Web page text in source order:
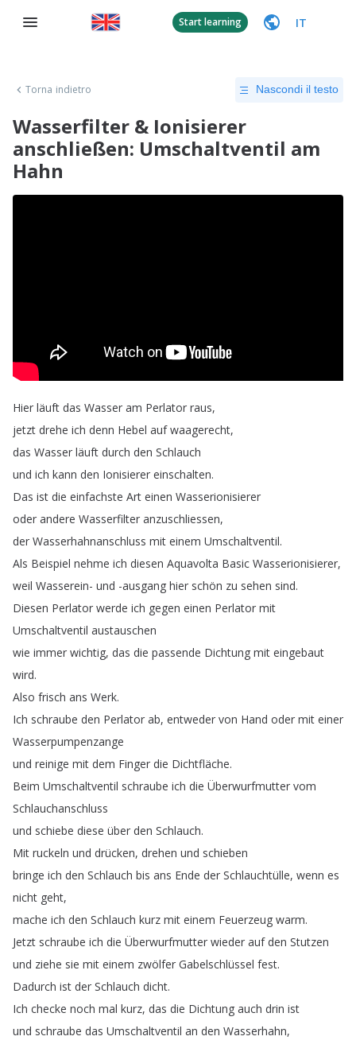
Start learning IT
Torna indietro Nascondi il testo
Wasserfilter & Ionisierer
anschließen: Umschaltventil am
Hahn
Hier läuft das Wasser am Perlator raus,
jetzt drehe ich denn Hebel auf waagerecht,
das Wasser läuft durch den Schlauch
und ich kann den Ionisierer einschalten.
Das ist die einfachste Art einen Wasserionisierer
oder andere Wasserfilter anzuschliessen,
der Wasserhahnanschluss mit einem Umschaltventil.
Als Beispiel nehme ich diesen Aquavolta Basic Wasserionisierer,
weil Wasserein- und -ausgang hier schön zu sehen sind.
Diesen Perlator werde ich gegen einen Perlator mit
Umschaltventil austauschen
wie immer wichtig, das die passende Dichtung mit eingebaut
wird.
Also frisch ans Werk.
Ich schraube den Perlator ab, entweder von Hand oder mit einer
Wasserpumpenzange
und reinige mit dem Finger die Dichtfläche.
Beim Umschaltventil schraube ich die Überwurfmutter vom
Schlauchanschluss
und schiebe diese über den Schlauch.
Mit ruckeln und drücken, drehen und schieben
bringe ich den Schlauch bis ans Ende der Schlauchtülle, wenn es
nicht geht,
mache ich den Schlauch kurz mit einem Feuerzeug warm.
Jetzt schraube ich die Überwurfmutter wieder auf den Stutzen
und ziehe sie mit einem zwölfer Gabelschlüssel fest.
Dadurch ist der Schlauch dicht.
Ich checke noch mal kurz, das die Dichtung auch drin ist
und schraube das Umschaltventil an den Wasserhahn,